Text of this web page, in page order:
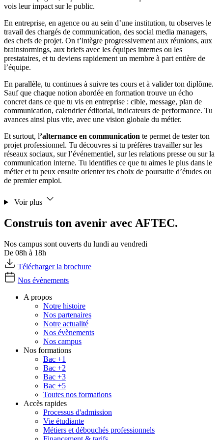
vois leur impact sur le public.
En entreprise, en agence ou au sein d’une institution, tu observes le
travail des chargés de communication, des social media managers,
des chefs de projet. On t’intègre progressivement aux réunions, aux
brainstormings, aux briefs avec les équipes internes ou les
prestataires, et tu deviens rapidement un membre à part entière de
l’équipe.
En parallèle, tu continues à suivre tes cours et à valider ton diplôme.
Sauf que chaque notion abordée en formation trouve un écho
concret dans ce que tu vis en entreprise : cible, message, plan de
communication, calendrier éditorial, indicateurs de performance. Tu
avances ainsi plus vite, avec une vision globale du métier.
Et surtout, l’alternance en communication te permet de tester ton
projet professionnel. Tu découvres si tu préfères travailler sur les
réseaux sociaux, sur l’événementiel, sur les relations presse ou sur la
communication interne. Tu identifies ce que tu aimes le plus dans le
métier et tu peux ensuite orienter tes choix de poursuite d’études ou
de premier emploi.
Voir plus
Construis ton avenir avec AFTEC.
Nos campus sont ouverts du lundi au vendredi
De 08h à 18h
Télécharger la brochure
Nos évènements
A propos
Notre histoire
Nos partenaires
Notre actualité
Nos évènements
Nos campus
Nos formations
Bac +1
Bac +2
Bac +3
Bac +5
Toutes nos formations
Accès rapides
Processus d'admission
Vie étudiante
Métiers et débouchés professionnels